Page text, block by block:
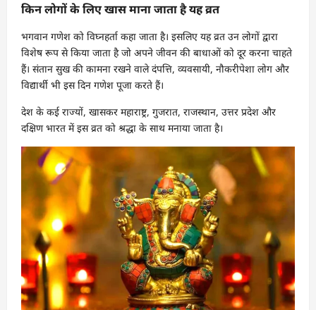
किन लोगों के लिए खास माना जाता है यह व्रत
भगवान गणेश को विघ्नहर्ता कहा जाता है। इसलिए यह व्रत उन लोगों द्वारा
विशेष रूप से किया जाता है जो अपने जीवन की बाधाओं को दूर करना चाहते
हैं। संतान सुख की कामना रखने वाले दंपत्ति, व्यवसायी, नौकरीपेशा लोग और
विद्यार्थी भी इस दिन गणेश पूजा करते हैं।
देश के कई राज्यों, खासकर महाराष्ट्र, गुजरात, राजस्थान, उत्तर प्रदेश और
दक्षिण भारत में इस व्रत को श्रद्धा के साथ मनाया जाता है।